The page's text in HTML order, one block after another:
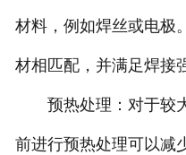
材料，例如焊丝或电极
材相匹配，并满足焊接
预热处理：对于较大
前进行预热处理可以减